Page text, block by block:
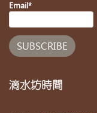
Email*
滴水坊時間